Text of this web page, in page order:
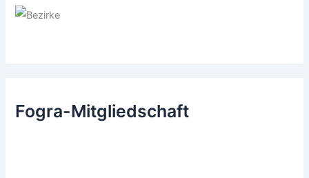
Fogra-Mitgliedschaft